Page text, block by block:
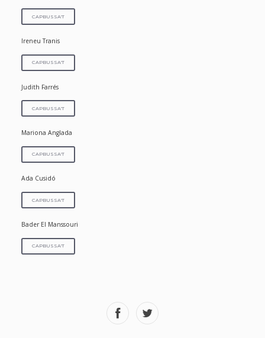
CAPBUSSA'T
Ireneu Tranis
CAPBUSSA'T
Judith Farrés
CAPBUSSA'T
Mariona Anglada
CAPBUSSA'T
Ada Cusidó
CAPBUSSA'T
Bader El Manssouri
CAPBUSSA'T